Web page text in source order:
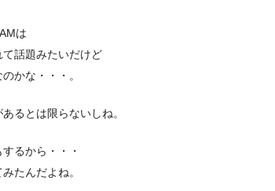
は
話題みたいだけど
かな・・・。
るとは限らないしね。
るから・・・
たんだよね。